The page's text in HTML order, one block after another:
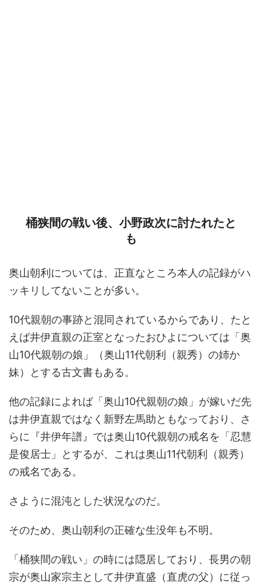
桶狭間の戦い後、小野政次に討たれたと
も
奥山朝利については、正直なところ本人の記録がハ
ッキリしてないことが多い。
10代親朝の事跡と混同されているからであり、たと
えば井伊直親の正室となったおひよについては「奥
山10代親朝の娘」（奥山11代朝利（親秀）の姉か
妹）とする古文書もある。
他の記録によれば「奥山10代親朝の娘」が嫁いだ先
は井伊直親ではなく新野左馬助ともなっており、さ
らに『井伊年譜』では奥山10代親朝の戒名を「忍慧
是俊居士」とするが、これは奥山11代朝利（親秀）
の戒名である。
さように混沌とした状況なのだ。
そのため、奥山朝利の正確な生没年も不明。
「桶狭間の戦い」の時には隠居しており、長男の朝
宗が奥山家宗主として井伊直盛（直虎の父）に従っ